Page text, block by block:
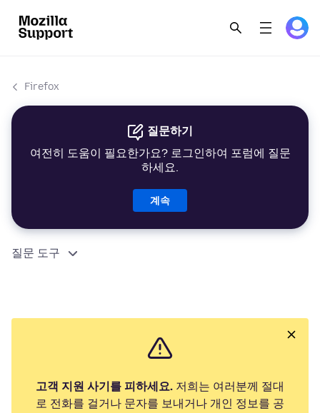
Firefox
질문하기
여전히 도움이 필요한가요? 로그인하여 포럼에 질문
하세요.
계속
질문 도구
고객 지원 사기를 피하세요. 저희는 여러분께 절대
로 전화를 걸거나 문자를 보내거나 개인 정보를 공